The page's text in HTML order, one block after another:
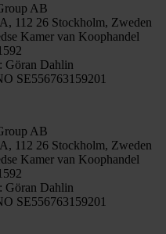
AB
112 26 Stockholm, Zweden
Kamer van Koophandel
Göran Dahlin
SE556763159201
AB
112 26 Stockholm, Zweden
Kamer van Koophandel
Göran Dahlin
SE556763159201